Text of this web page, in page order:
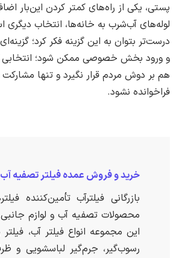
پستی، یکی از راه‌های کمتر کردن این‌بار
لوله‌های آب‌شرب به خانه‌ها، ‌انتخاب دیگری
درست‌تر بتوان به این گزینه فکر کرد؛
و ورود بخش خصوصی ممکن شود؛ انتخابی
هم بر دوش مردم قرار نگیرد و تنها
فراخوانده نشود.
خرید و فروش عمده فیلتر تصفیه آب
بازرگانی فیلترآب تأمین‌کننده
محصولات تصفیه آب و لوازم
این مجموعه انواع فیلتر آب،
رسوب‌گیر، جرم‌گیر لباسشویی و